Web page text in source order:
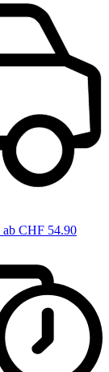
ab CHF 54.90